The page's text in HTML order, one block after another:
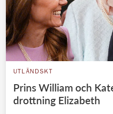
UTLÄNDSKT
Prins William och
drottning Elizabeth